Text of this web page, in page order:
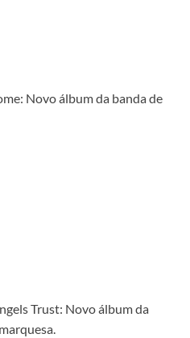
Novo álbum da banda de
Trust: Novo álbum da